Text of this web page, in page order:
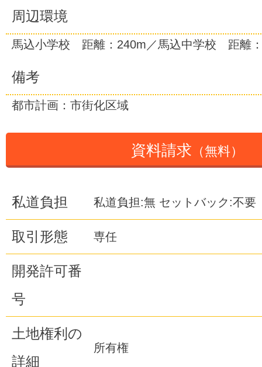
周辺環境
馬込小学校 距離：240m／馬込中学校 距離
備考
都市計画：市街化区域
資料請求 （無料）
私道負担 私道負担:無 セットバック:不要
取引形態 専任
開発許可番
号
土地権利の
詳細
所有権